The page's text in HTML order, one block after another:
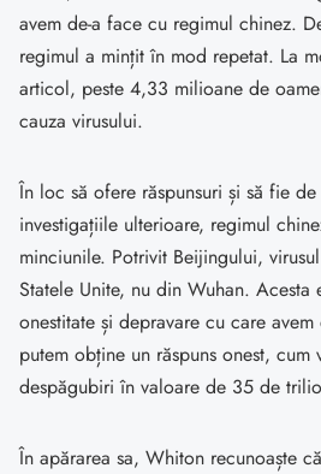
avem de-a face cu regimul chinez.
regimul a mințit în mod repetat. La
articol, peste 4,33 milioane de
cauza virusului.
În loc să ofere răspunsuri și să fie
investigațiile ulterioare, regimul
minciunile. Potrivit Beijingului,
Statele Unite, nu din Wuhan.
onestitate și depravare cu care
putem obține un răspuns onest, cum
despăgubiri în valoare de 35 de
În apărarea sa, Whiton recunoaște